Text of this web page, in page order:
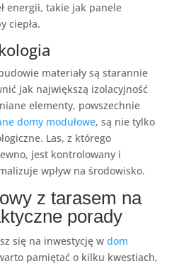
energii, takie jak panele
ciepła.
materiały są starannie
jak największą izolacyjność
elementy, powszechnie
domy modułowe, są nie tylko
Las, z którego
jest kontrolowany i
wpływ na środowisko.
z tarasem na
porady
się na inwestycję w dom
pamiętać o kilku kwestiach,